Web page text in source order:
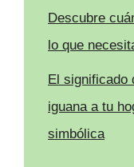
Descubre
lo que
El significado
iguana a tu
simbólica